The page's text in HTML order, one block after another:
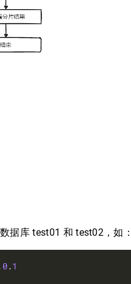
据库 test01 和 test02，如：
0.1